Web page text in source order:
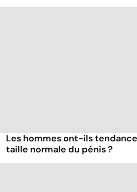
Les hommes ont-ils
taille normale du pénis ?